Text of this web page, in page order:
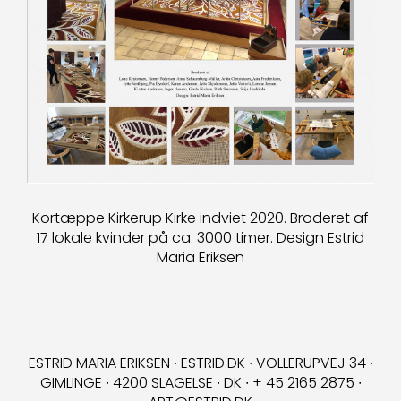
Kortæppe Kirkerup Kirke indviet 2020. Broderet af
17 lokale kvinder på ca. 3000 timer. Design Estrid
Maria Eriksen
ESTRID MARIA ERIKSEN ∙ ESTRID.DK ∙ VOLLERUPVEJ 34 ∙
GIMLINGE ∙ 4200 SLAGELSE ∙ DK ∙ + 45 2165 2875 ∙